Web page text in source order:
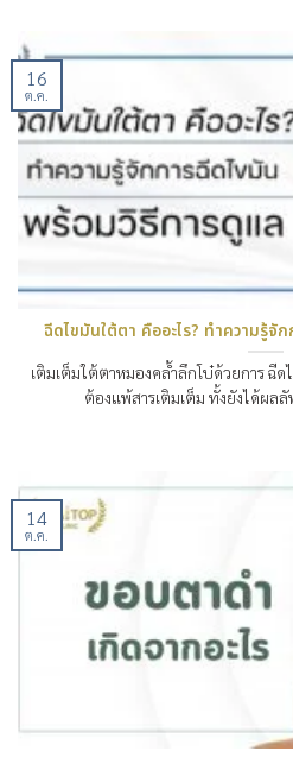
ฉีดไขมันใต้ตา คืออะไร? ทำความรู้จั
เติมเต็มใต้ตาหมองคล้ำลึกโบ๋ด้วยการ ฉีด
ต้องแพ้สารเติมเต็ม ทั้งยังได้ผลลั
16
ต.ค.
14
ต.ค.